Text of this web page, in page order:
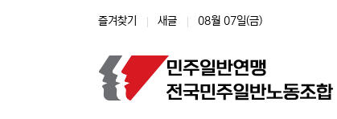
즐겨찾기 새글 08월 07일(금)